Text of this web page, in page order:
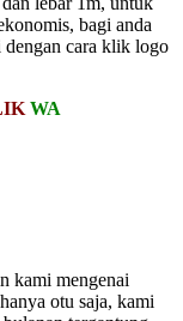
bagi anda
cara klik logo
WA
kami mengenai
otu saja, kami